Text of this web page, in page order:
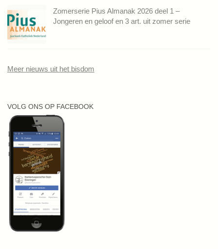
Zomerserie Pius Almanak 2026 deel 1 –
Jongeren en geloof en 3 art. uit zomer serie
Meer nieuws uit het bisdom
VOLG ONS OP FACEBOOK